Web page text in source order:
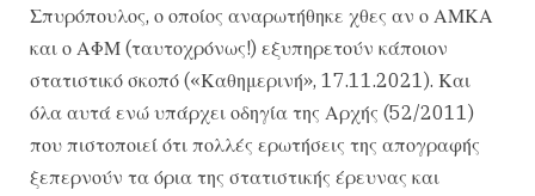
Σπυρόπουλος, ο οποίος αναρωτήθηκε χθες αν ο ΑΜΚΑ
και ο ΑΦΜ (ταυτοχρόνως!) εξυπηρετούν κάποιον
στατιστικό σκοπό («Καθημερινή», 17.11.2021). Και
όλα αυτά ενώ υπάρχει οδηγία της Αρχής (52/2011)
που πιστοποιεί ότι πολλές ερωτήσεις της απογραφής
ξεπερνούν τα όρια της στατιστικής έρευνας και